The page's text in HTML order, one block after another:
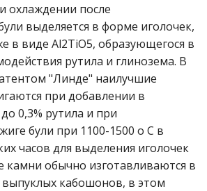
охлаждении после
выделяется в форме иголочек,
в виде Al2TiO5, образующегося в
рутила и глинозема. В
"Линде" наилучшие
при добавлении в
0,3% рутила и при
були при 1100-1500 o С в
часов для выделения иголочек
камни обычно изготавливаются в
выпуклых кабошонов, в этом